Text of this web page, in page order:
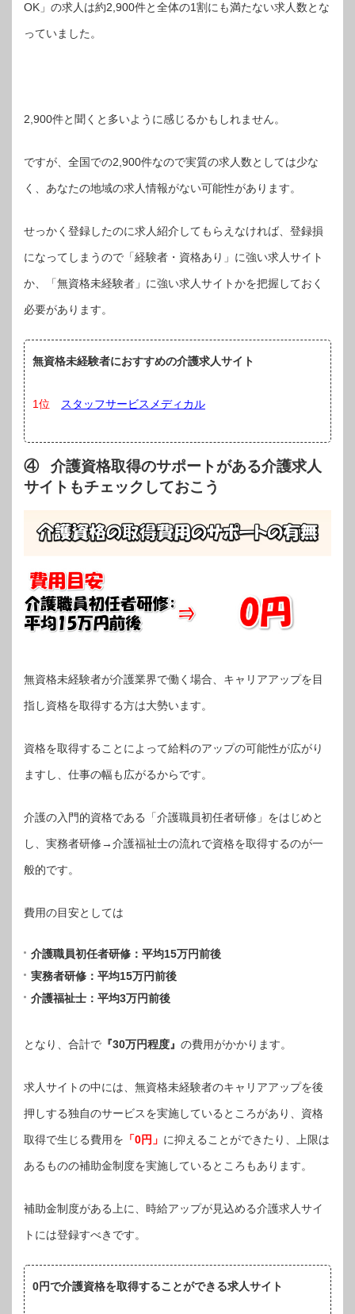
OK」の求人は約2,900件と全体の1割にも満たない求人数とな
っていました。
2,900件と聞くと多いように感じるかもしれません。
ですが、全国での2,900件なので実質の求人数としては少な
く、あなたの地域の求人情報がない可能性があります。
せっかく登録したのに求人紹介してもらえなければ、登録損
になってしまうので「経験者・資格あり」に強い求人サイト
か、「無資格未経験者」に強い求人サイトかを把握しておく
必要があります。
無資格未経験者におすすめの介護求人サイト
1位 スタッフサービスメディカル
④ 介護資格取得のサポートがある介護求人
サイトもチェックしておこう
無資格未経験者が介護業界で働く場合、キャリアアップを目
指し資格を取得する方は大勢います。
資格を取得することによって給料のアップの可能性が広がり
ますし、仕事の幅も広がるからです。
介護の入門的資格である「介護職員初任者研修」をはじめと
し、実務者研修→介護福祉士の流れで資格を取得するのが一
般的です。
費用の目安としては
介護職員初任者研修：平均15万円前後
実務者研修：平均15万円前後
介護福祉士：平均3万円前後
となり、合計で 『30万円程度』 の費用がかかります。
求人サイトの中には、無資格未経験者のキャリアアップを後
押しする独自のサービスを実施しているところがあり、資格
取得で生じる費用を 「0円」 に抑えることができたり、上限は
あるものの補助金制度を実施しているところもあります。
補助金制度がある上に、時給アップが見込める介護求人サイ
トには登録すべきです。
0円で介護資格を取得することができる求人サイト